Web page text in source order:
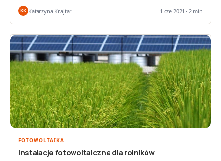
KK Katarzyna Krajtar 1 cze 2021 · 2 min
FOTOWOLTAIKA
Instalacje fotowoltaiczne dla rolników